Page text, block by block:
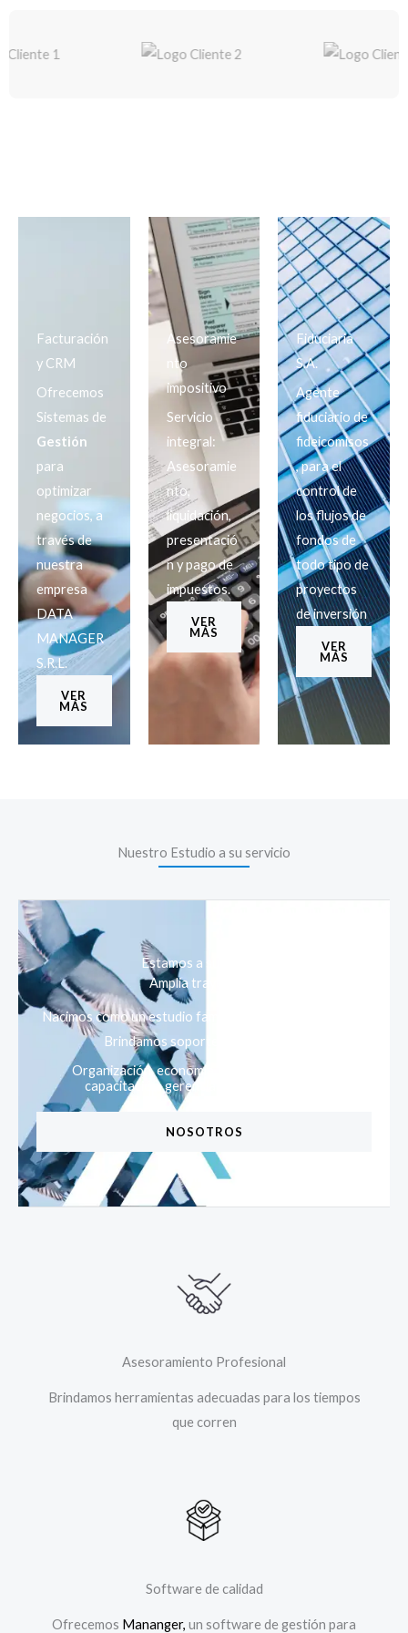
Facturación
y CRM
Ofrecemos
Sistemas de
Gestión
para
optimizar
negocios, a
través de
nuestra
empresa
DATA
MANAGER
S.R.L.
VER
MÁS
Asesoramie
nto
impositivo
Servicio
integral:
Asesoramie
nto,
liquidación,
presentació
n y pago de
impuestos.
VER
MÁS
Fiduciaria
S.A.
Agente
fiduciario de
fideicomisos
, para el
control de
los flujos de
fondos de
todo tipo de
proyectos
de inversión
VER
MÁS
Nuestro Estudio a su servicio
Estamos a su servicio
Amplia trayectoria
Nacimos como un estudio familiar hace más de 60 años.
Brindamos soporte en materia de:
Organización, economía, finanzas, marketing,
capacitación, gerenciamiento y sistemas.
NOSOTROS
Asesoramiento Profesional
Brindamos herramientas adecuadas para los tiempos
que corren
Software de calidad
Ofrecemos Mananger, un software de gestión para